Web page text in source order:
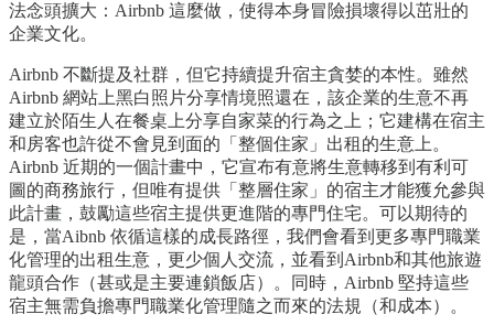
法念頭擴大：Airbnb 這麼做，使得本身冒險損壞得以茁壯的
企業文化。
Airbnb 不斷提及社群，但它持續提升宿主貪婪的本性。雖然
Airbnb 網站上黑白照片分享情境照還在，該企業的生意不再
建立於陌生人在餐桌上分享自家菜的行為之上；它建構在宿主
和房客也許從不會見到面的「整個住家」出租的生意上。
Airbnb 近期的一個計畫中，它宣布有意將生意轉移到有利可
圖的商務旅行，但唯有提供「整層住家」的宿主才能獲允參與
此計畫，鼓勵這些宿主提供更進階的專門住宅。可以期待的
是，當Aibnb 依循這樣的成長路徑，我們會看到更多專門職業
化管理的出租生意，更少個人交流，並看到Airbnb和其他旅遊
龍頭合作（甚或是主要連鎖飯店）。同時，Airbnb 堅持這些
宿主無需負擔專門職業化管理隨之而來的法規（和成本）。